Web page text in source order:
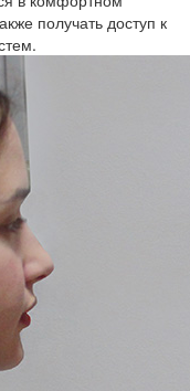
получать доступ к